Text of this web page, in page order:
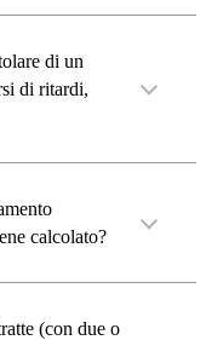
di un
di ritardi,
calcolato?
(con due o